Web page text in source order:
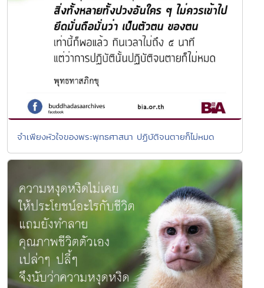
จำเพียงหัวใจของพระพุทธศาสนา ปฏิบัติจนตายก็ไม่หมด